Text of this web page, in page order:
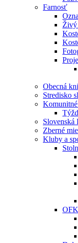
Farnosť
Živý
Obecná
Stredisko
Slovenská
Zberné
Kluby a